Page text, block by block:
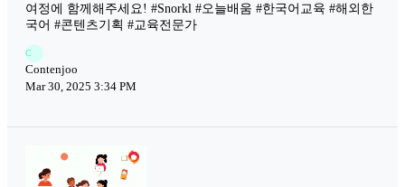
여정에 함께해주세요! #Snorkl #오늘배움 #한국어교육 #해외한
국어 #콘텐츠기획 #교육전문가
C
Contenjoo
Mar 30, 2025 3:34 PM